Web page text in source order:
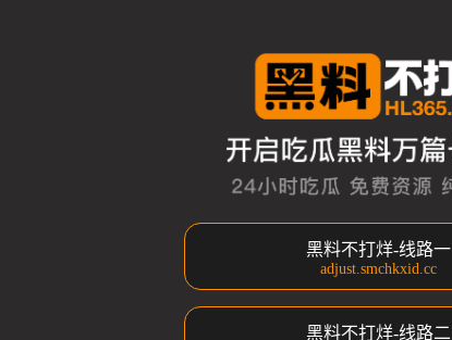
黑料不打烊-线路一
adjust.smchkxid.cc
黑料不打烊-线路二